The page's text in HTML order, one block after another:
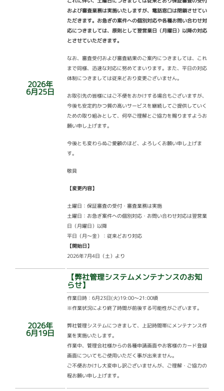
2026年
6月25日
および審査業務は実施いたしますが、電話窓口は閉鎖させてい
ただきます。お急ぎの案件への個別対応や各種お問い合わせ対
応につきましては、原則として翌営業日（月曜日）以降の対応
とさせていただきます。
なお、審査受付および審査結果のご案内につきましては、これ
まで同様、迅速な対応に努めてまいります。また、平日の対応
体制につきましては従来どおり変更ございません。
お取引先の皆様にはご不便をおかけする場合もございますが、
今後も安定的かつ質の高いサービスを継続してご提供していく
ための取り組みとして、何卒ご理解とご協力を賜りますようお
願い申し上げます。
今後とも変わらぬご愛顧のほど、よろしくお願い申し上げま
す。
敬具
【変更内容】
土曜日：保証審査の受付・審査業務は実施
土曜日：お急ぎ案件への個別対応・お問い合わせ対応は翌営業
日（月曜日）以降
平日（月～金）：従来どおり対応
【開始日】
2026年7月4日（土）より
2026年
6月19日
【弊社管理システムメンテナンスのお知
らせ】
作業日時：6月23日(火)19:00～21:00頃
※作業状況により終了時間が前後する可能性がございます。
弊社管理システムにつきまして、上記時間帯にメンテナンス作
業を実施いたします。
作業中、管理会社様からの各種申請画面やお客様のカード登録
画面についてもご使用いただく事が出来ません。
ご不便おかけし大変申し訳ございませんが、ご理解・ご協力の
程お願い申し上げます。